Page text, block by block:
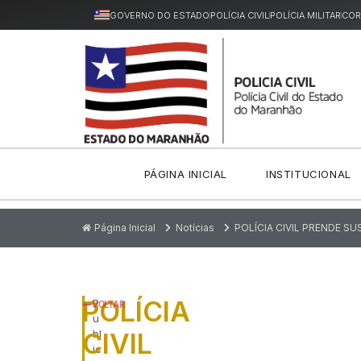
GOVERNO DO ESTADOPOLÍCIA CIVILPOLÍCIA MILITAR
PÁGINA INICIAL INSTITUCIONAL
Página Inicial Notícias POLÍCIA CIVIL PRENDE
P
u
bl
ic
POLÍCIA
CIVIL
VOLTAR